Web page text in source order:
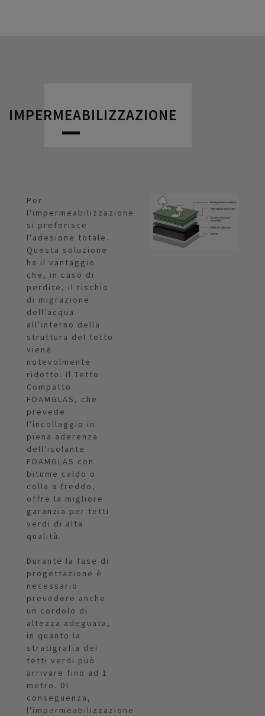
IMPERMEABILIZZAZIONE
Per
l'impermeabilizzazione
si preferisce
l'adesione totale.
Questa soluzione
ha il vantaggio
che, in caso di
perdite, il rischio
di migrazione
dell'acqua
all'interno della
struttura del tetto
viene
notevolmente
ridotto. Il Tetto
Compatto
FOAMGLAS, che
prevede
l'incollaggio in
piena aderenza
dell'isolante
FOAMGLAS con
bitume caldo o
colla a freddo,
offre la migliore
garanzia per tetti
verdi di alta
qualità.
Durante la fase di
progettazione è
necessario
prevedere anche
un cordolo di
altezza adeguata,
in quanto la
stratigrafia dei
tetti verdi può
arrivare fino ad 1
metro. Di
conseguenza,
l'impermeabilizzazione